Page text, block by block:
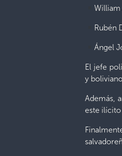
William
Rubén
Ángel
El jefe
y
Además,
este ilícito